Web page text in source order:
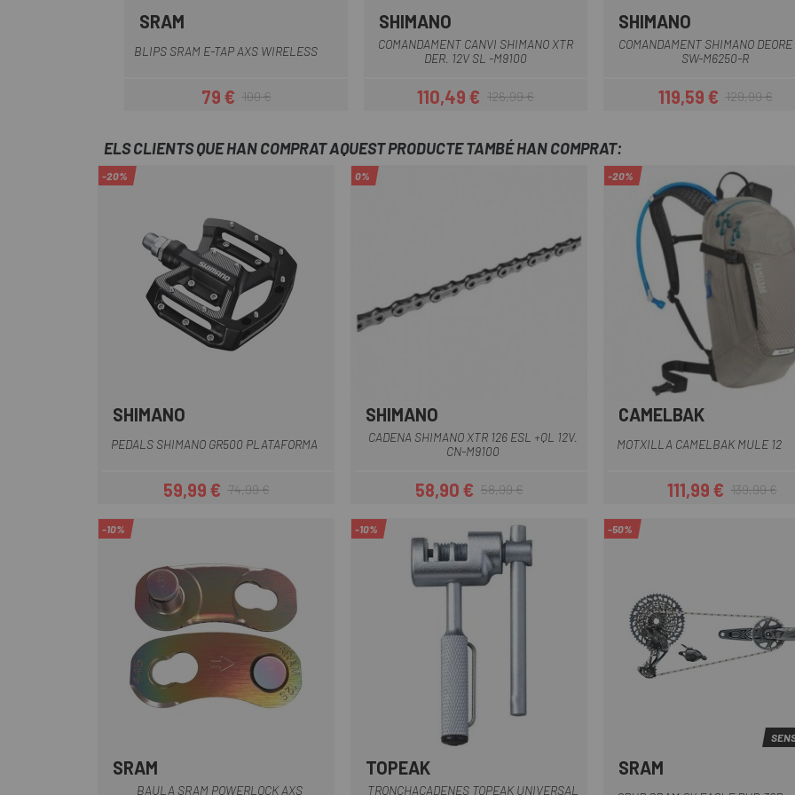
SRAM
BLIPS SRAM E-TAP AXS WIRELESS
Preu
79 € Preu regular
100 €
SHIMANO
COMANDAMENT CANVI SHIMANO XTR
DER. 12V SL -M9100
Preu
110,49 €Preu regular
126,99 €
SHIMANO
COMANDAMENT SHIMANO
SW-M6250-R
Preu
119,59 €Preu regular
129,99 €
ELS CLIENTS QUE HAN COMPRAT AQUEST PRODUCTE TAMBÉ HAN COMPRAT:
-20%
SHIMANO
PEDALS SHIMANO GR500 PLATAFORMA
Preu
59,99 €Preu regular
74,99 €
0%
SHIMANO
CADENA SHIMANO XTR 126 ESL +QL 12V.
CN-M9100
Preu
58,90 €Preu regular
58,99 €
Azul
-20%
CAMELBAK
MOTXILLA CAMELBAK MULE 12
Preu
111,99 €Preu regular
139,99 €
-10%
SRAM
BAULA SRAM POWERLOCK AXS
-10%
TOPEAK
TRONCHACADENES TOPEAK UNIVERSAL
-50%
SRAM